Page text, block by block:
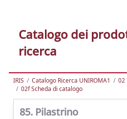
Catalogo dei
ricerca
IRIS Catalogo Ricerca UNIROMA1
02
02f Scheda di catalogo
85. Pilastrino